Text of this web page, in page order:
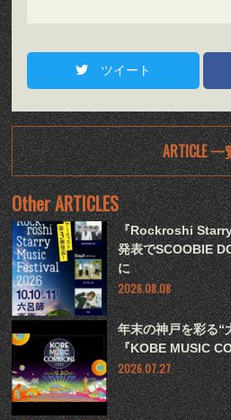
ツイート
ARTICLE
Other ARTICLES
『Rockroshi
発表でSCOOBIE
に
2026.08.08
年末の神戸を彩る“
『KOBE MUSIC
2026.07.27